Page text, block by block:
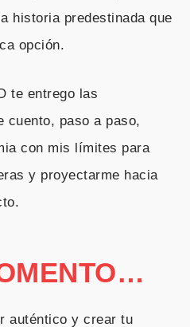
historia predestinada que
opción.
te entrego las
cuento, paso a paso,
con mis límites para
y proyectarme hacia
auténtico y crear tu